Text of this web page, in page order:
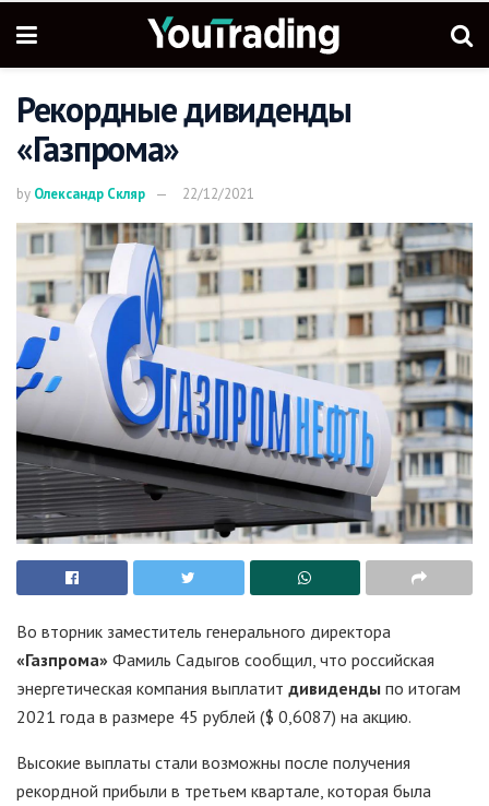
Рекордные дивиденды
«Газпрома»
by Олександр Скляр 22/12/2021
Во вторник заместитель генерального директора
«Газпрома» Фамиль Садыгов сообщил, что российская
энергетическая компания выплатит дивиденды по итогам
2021 года в размере 45 рублей ($ 0,6087) на акцию.
Высокие выплаты стали возможны после получения
рекордной прибыли в третьем квартале, которая была